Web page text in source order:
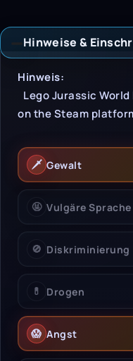
Hinweise &
Hinweis:
Lego Jurassic
on the Steam
🗡️ Gewalt
🤬 Vulgäre Sprache
🚫 Diskriminierung
💊 Drogen
😱 Angst